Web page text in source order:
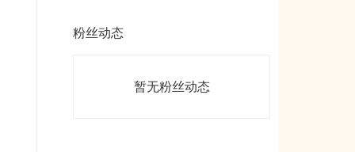
粉丝动态
暂无粉丝动态